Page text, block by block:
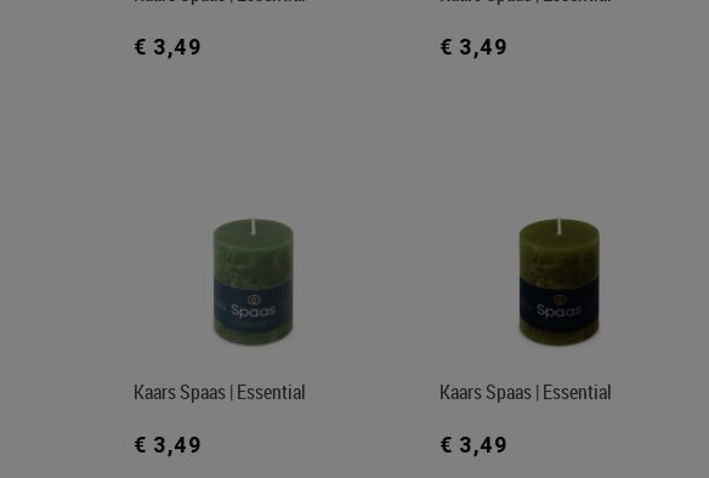
€ 3,49 € 3,49
Kaars Spaas | Essential
€ 3,49
Kaars Spaas | Essential
€ 3,49